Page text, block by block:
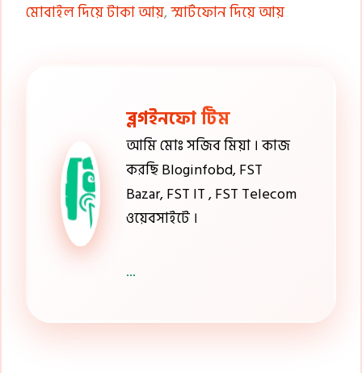
মোবাইল দিয়ে টাকা আয়,স্মার্টফোন দিয়ে আয়
ব্লগইনফো টিম
আমি মোঃ সজিব মিয়া । কাজ
করছি Bloginfobd, FST
Bazar, FST IT , FST Telecom
ওয়েবসাইটে ।
...